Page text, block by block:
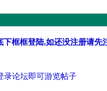
框框登陆,如还没注册请先
录论坛即可游览帖子